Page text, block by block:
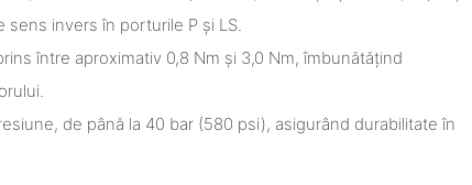
sens invers în porturile P și LS.
între aproximativ 0,8 Nm și 3,0 Nm, îmbunătățind
de până la 40 bar (580 psi), asigurând durabilitate în